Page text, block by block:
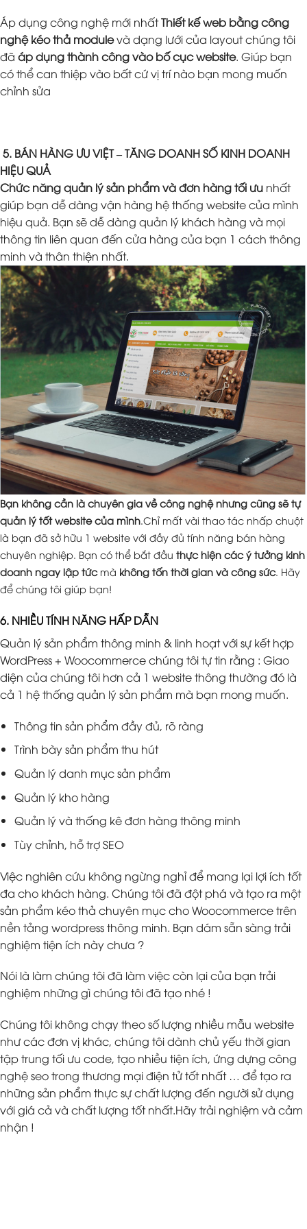
Áp dụng công nghệ mới nhấtThiết kế web bằng công
nghệ kéo thả modulevà dạng lưới của layout chúng tôi
đã áp dụng thành công vào bố cục website. Giúp bạn
có thể can thiệp vào bất cứ vị trí nào bạn mong muốn
chỉnh sửa
5. BÁN HÀNG ƯU VIỆT – TĂNG DOANH SỐ KINH DOANH
HIỆU QUẢ
Chức năng quản lý sản phẩm và đơn hàng tối ưu nhất
giúp bạn dễ dàng vận hàng hệ thống website của mình
hiệu quả. Bạn sẽ dễ dàng quản lý khách hàng và mọi
thông tin liên quan đến cửa hàng của bạn 1 cách thông
minh và thân thiện nhất.
Bạn không cần là chuyên gia về công nghệ nhưng cũng sẽ tự
quản lý tốt website của mình.Chỉ mất vài thao tác nhấp chuột
là bạn đã sở hữu 1 website với đầy đủ tính năng bán hàng
chuyên nghiệp. Bạn có thể bắt đầu thực hiện các ý tưởng kinh
doanh ngay lập tứcmà không tốn thời gian và công sức. Hãy
để chúng tôi giúp bạn!
6. NHIỀU TÍNH NĂNG HẤP DẪN
Quản lý sản phẩm thông minh & linh hoạt với sự kết hợp
WordPress + Woocommerce chúng tôi tự tin rằng : Giao
diện của chúng tôi hơn cả 1 website thông thường đó là
cả 1 hệ thống quản lý sản phẩm mà bạn mong muốn.
Thông tin sản phẩm đầy đủ, rõ ràng
Trình bày sản phẩm thu hút
Quản lý danh mục sản phẩm
Quản lý kho hàng
Quản lý và thống kê đơn hàng thông minh
Tùy chỉnh, hỗ trợ SEO
Việc nghiên cứu không ngừng nghỉ để mang lại lợi ích tốt
đa cho khách hàng. Chúng tôi đã đột phá và tạo ra một
sản phẩm kéo thả chuyên mục cho Woocommerce trên
nền tảng wordpress thông minh. Bạn dám sẵn sàng trải
nghiệm tiện ích này chưa ?
Nói là làm chúng tôi đã làm việc còn lại của bạn trải
nghiệm những gì chúng tôi đã tạo nhé !
Chúng tôi không chạy theo số lượng nhiều mẫu website
như các đơn vị khác, chúng tôi dành chủ yếu thời gian
tập trung tối ưu code, tạo nhiều tiện ích, ứng dựng công
nghệ seo trong thương mại điện tử tốt nhất … để tạo ra
những sản phẩm thực sự chất lượng đến người sử dụng
với giá cả và chất lượng tốt nhất.Hãy trải nghiệm và cảm
nhận !